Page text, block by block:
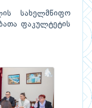
სახელმწიფო
ფაკულტეტის